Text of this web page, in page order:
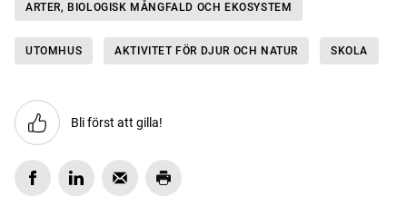
ARTER, BIOLOGISK MÅNGFALD OCH EKOSYSTEM
UTOMHUS AKTIVITET FÖR DJUR OCH NATUR SKOLA
Bli först att gilla!